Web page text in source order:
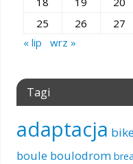
25
26 27
« lip
wrz »
Tagi
adaptacja
boule boulodrom